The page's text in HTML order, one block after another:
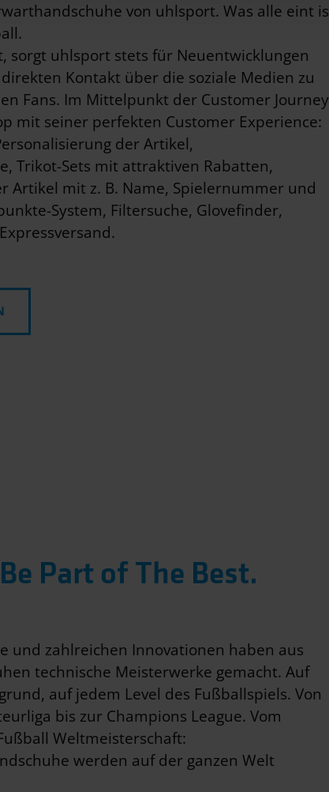
von uhlsport. Was alle eint
sorgt uhlsport stets für Neuentwicklungen
Kontakt über die soziale Medien zu
Fans. Im Mittelpunkt der Customer Journey
mit seiner perfekten Customer Experience:
der Artikel,
Trikot-Sets mit attraktiven Rabatten,
Artikel mit z. B. Name, Spielernummer und
System, Filtersuche, Glovefinder,
Part of The Best.
und zahlreichen Innovationen haben aus
technische Meisterwerke gemacht. Auf
auf jedem Level des Fußballspiels. Von
bis zur Champions League. Vom
Weltmeisterschaft:
werden auf der ganzen Welt